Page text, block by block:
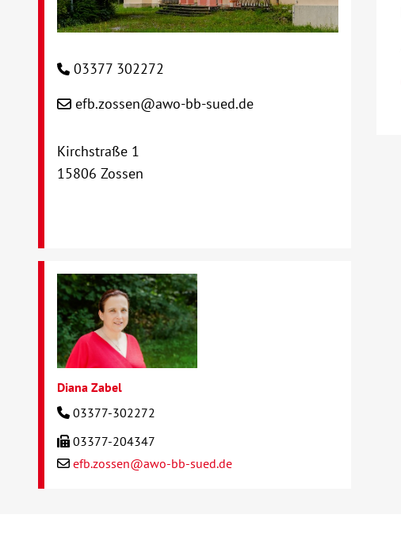
03377 302272
efb.zossen@awo-bb-sued.de
Kirchstraße 1
15806 Zossen
Diana Zabel
03377-302272
03377-204347
efb.zossen@awo-bb-sued.de